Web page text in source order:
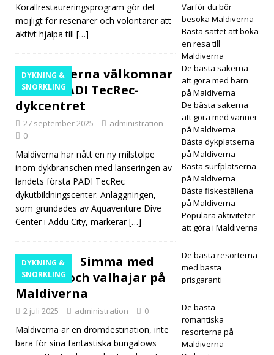
nde
RNIG
HOT
OCH
]
Korallrestaureringsprogram gör det
möjligt för resenärer och volontärer att
aktivt hjälpa till […]
DYKNING &
SNORKLING
Maldiverna välkomnar
första PADI TecRec-
dykcentret
27 september 2025
administration
0
Maldiverna har nått en ny milstolpe
inom dykbranschen med lanseringen av
landets första PADI TecRec
dykutbildningscenter. Anläggningen,
som grundades av Aquaventure Dive
Center i Addu City, markerar[…]
DYKNING &
SNORKLING
Simma med
mantor och valhajar på
Maldiverna
2 juli 2025 administration 0
Maldiverna är en drömdestination, inte
bara för sina fantastiska bungalows
Varför du bör
besöka Maldiverna
Bästa sättet att boka
en resa till
Maldiverna
De bästa sakerna
att göra med barn
på Maldiverna
De bästa sakerna
att göra med vänner
på Maldiverna
Bästa dykplatserna
på Maldiverna
Bästa surfplatserna
på Maldiverna
Bästa fiskeställena
på Maldiverna
Populära aktiviteter
att göra i Maldiverna
De bästa resorterna
med bästa
prisgaranti
De bästa
romantiska
resorterna på
Maldiverna